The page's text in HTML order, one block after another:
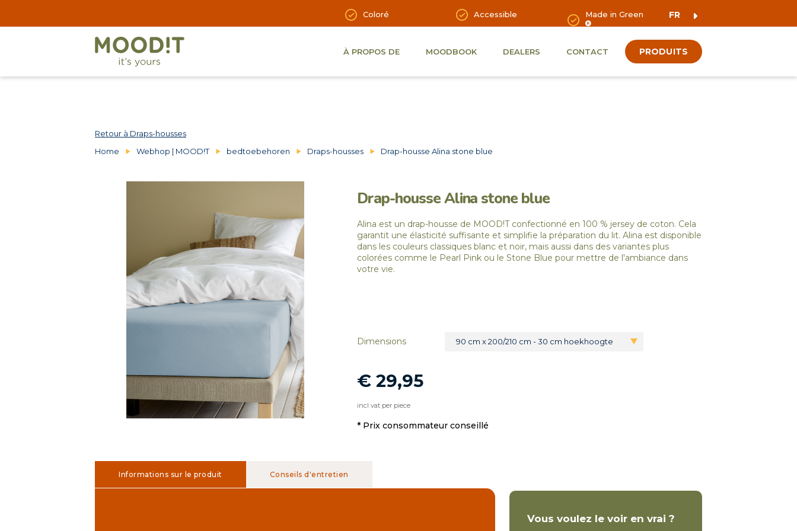
Coloré Accessible Made in Green FR
À PROPOS DE MOODBOOK DEALERS CONTACT PRODUITS
Retour à Draps-housses
Home
Webhop | MOOD!T bedtoebehoren Draps-housses Drap-housse Alina stone blue
Drap-housse Alina stone blue
Alina est un drap-housse de MOOD!T confectionné en 100 % jersey de coton. Cela
garantit une élasticité suffisante et simplifie la préparation du lit. Alina est disponible
dans les couleurs classiques blanc et noir, mais aussi dans des variantes plus
colorées comme le Pearl Pink ou le Stone Blue pour mettre de l'ambiance dans
votre vie.
Dimensions 90 cm x 200/210 cm - 30 cm hoekhoogte
€ 29,95
incl vat per piece
* Prix ​​consommateur conseillé
Informations sur le produit Conseils d'entretien
Vous voulez le voir en vrai ?